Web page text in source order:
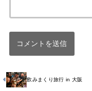
飲みまくり旅行 in 大阪